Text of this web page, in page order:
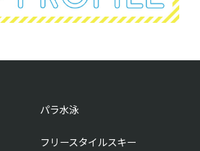
パラ水泳
フリースタイルスキー